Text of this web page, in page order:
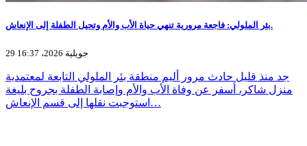
بئر الملولي: فاجعة مرورية تنهي حياة الأب والأم وتحيل الطفلة إلى الإنعاش.
29 جويلية 2026، 16:37
جد منذ قليل حادث مرور أليم منطقة بئر الملولي التابعة لمعتمدية
منزل شاكر، أسفر عن وفاة الأب والأم وإصابة الطفلة بجروح بليغة
استوجبت نقلها إلى قسم الإنعاش…